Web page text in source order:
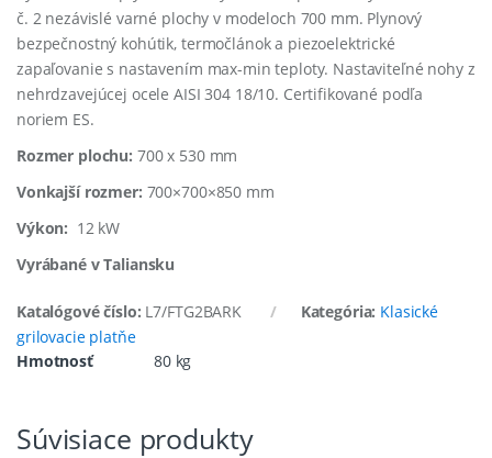
č. 2 nezávislé varné plochy v modeloch 700 mm. Plynový
bezpečnostný kohútik, termočlánok a piezoelektrické
zapaľovanie s nastavením max-min teploty. Nastaviteľné nohy z
nehrdzavejúcej ocele AISI 304 18/10. Certifikované podľa
noriem ES.
Rozmer plochu: 700 x 530 mm
Vonkajší rozmer: 700×700×850 mm
Výkon: 12 kW
Vyrábané v Taliansku
Katalógové číslo: L7/FTG2BARK Kategória: Klasické
grilovacie platňe
Hmotnosť
80 kg
Súvisiace produkty